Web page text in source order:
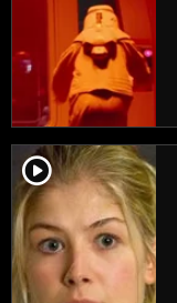
player2